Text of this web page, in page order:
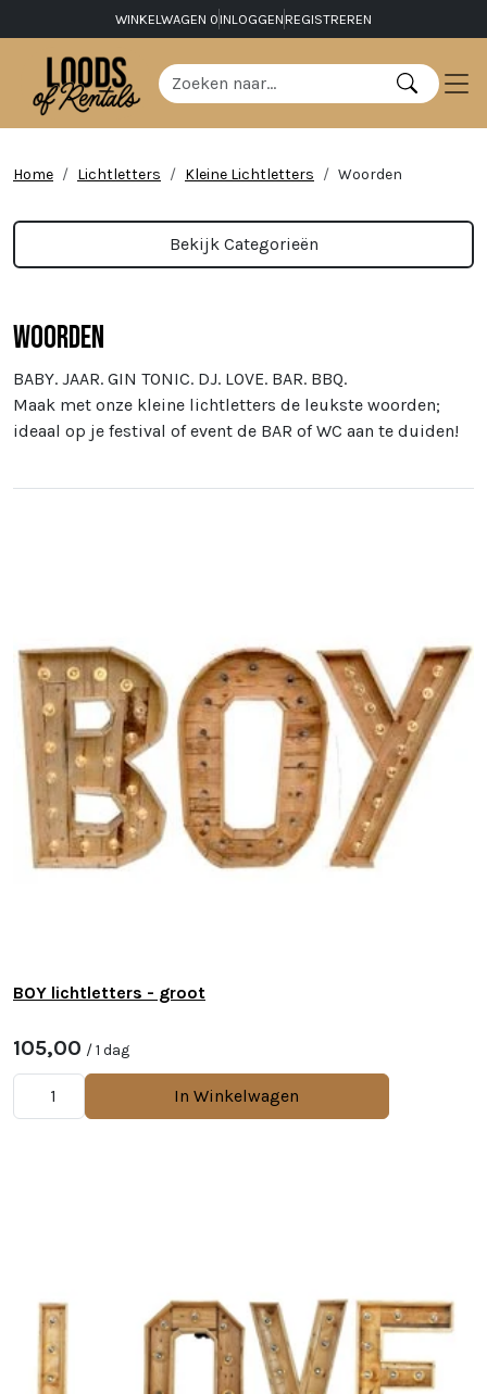
WINKELWAGEN 0 INLOGGEN REGISTREREN
Home Lichtletters Kleine Lichtletters Woorden
Bekijk Categorieën
Woorden
BABY. JAAR. GIN TONIC. DJ. LOVE. BAR. BBQ.
Maak met onze kleine lichtletters de leukste woorden;
ideaal op je festival of event de BAR of WC aan te duiden!
BOY lichtletters - groot
105,00 / 1 dag
In Winkelwagen